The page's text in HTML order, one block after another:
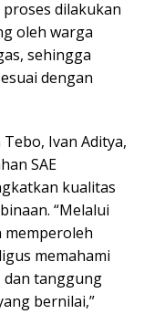
dilakukan
oleh warga
sehingga
dengan
Ivan Aditya,
SAE
kualitas
“Melalui
memperoleh
memahami
dan tanggung
bernilai,”